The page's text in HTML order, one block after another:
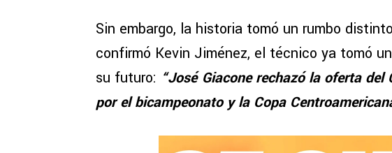
Sin embargo, la historia tomó un rumbo
confirmó Kevin Jiménez, el técnico ya tomó
su futuro: “José Giacone rechazó la oferta
por el bicampeonato y la Copa